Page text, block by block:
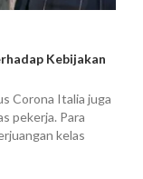
Kebijakan
Corona Italia juga
pekerja. Para
kelas